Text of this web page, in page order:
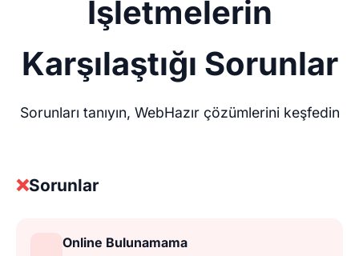
İşletmelerin
Karşılaştığı Sorunlar
Sorunları tanıyın, WebHazır çözümlerini keşfedin
❌Sorunlar
Online Bulunamama